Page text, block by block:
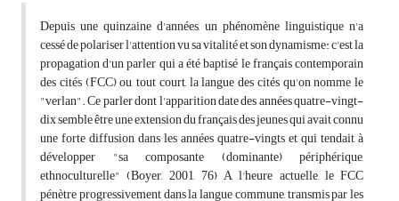
Depuis une quinzaine d'années, un phénomène linguistique n'a
cessé de polariser l'attention vu sa vitalité et son dynamisme: c'est la
propagation d'un parler qui a été baptisé le français contemporain
des cités (FCC) ou, tout court, la langue des cités qu'on nomme le
"verlan". Ce parler dont l'apparition date des années quatre-vingt-
dix semble être une extension du français des jeunes qui avait connu
une forte diffusion dans les années quatre-vingts et qui tendait à
développer "sa composante (dominante) périphérique,
ethnoculturelle" (Boyer, 2001, 76) A l'heure actuelle, le FCC
pénètre progressivement dans la langue commune, transmis par les